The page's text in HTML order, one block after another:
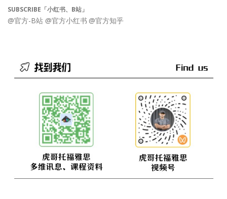
SUBSCRIBE「小红书、B站」
@官方-B站 @官方小红书 @官方知乎